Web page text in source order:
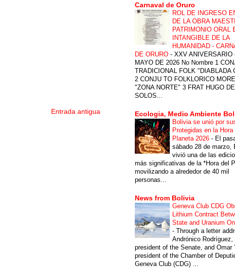
Entrada antigua
Carnaval de Oruro
ROL DE INGRESO
DE LA OBRA
PATRIMONIO ORAL
INTANGIBLE DE LA
HUMANIDAD -
DE ORURO - XXV ANIVERSARIO
MAYO DE 2026 No Nombre 1
TRADICIONAL FOLK "DIABLADA
2 CONJU TO FOLKLORICO
"ZONA NORTE" 3 FRAT HUGO
SOLOS...
Ecologia, Medio Ambiente
Bolivia se unió por
Protegidas en la Hora
Planeta 2026 - El
sábado 28 de marzo,
vivió una de las
más significativas de la *Hora del
movilizando a alrededor de 40 mil
personas...
News from Bolivia
Geneva Club CDG
Lithium Contract
State and Uranium
- Through a letter
Andrónico Rodríguez,
president of the Senate, and Omar
president of the Chamber of
Geneva Club (CDG) ...